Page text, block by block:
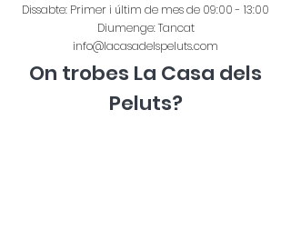
Dissabte: Primer i últim de mes de 09:00 - 13:00
Diumenge: Tancat
info@lacasadelspeluts.com
On trobes La Casa dels
Peluts?